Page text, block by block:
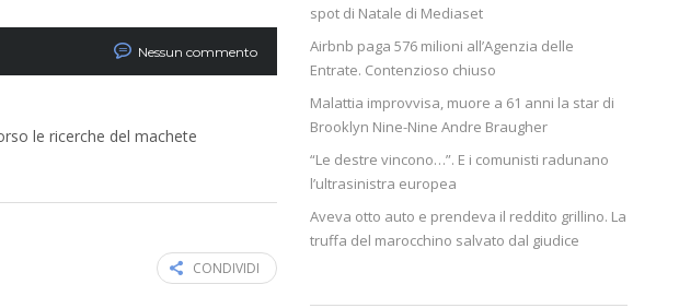
Nessun commento
le ricerche del machete
CONDIVIDI
spot di Natale di Mediaset
Airbnb paga 576 milioni all’Agenzia delle
Entrate. Contenzioso chiuso
Malattia improvvisa, muore a 61 anni la star di
Brooklyn Nine-Nine Andre Braugher
“Le destre vincono…”. E i comunisti radunano
l’ultrasinistra europea
Aveva otto auto e prendeva il reddito grillino. La
truffa del marocchino salvato dal giudice